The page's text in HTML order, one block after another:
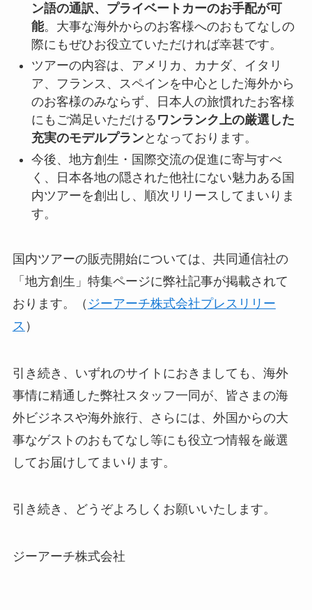
ン語の通訳、プライベートカーのお手配が可
能。大事な海外からのお客様へのおもてなしの
際にもぜひお役立ていただければ幸甚です。
ツアーの内容は、アメリカ、カナダ、イタリ
ア、フランス、スペインを中心とした海外から
のお客様のみならず、日本人の旅慣れたお客様
にもご満足いただける ワンランク上の厳選した
充実のモデルプランとなっております。
今後、地方創生・国際交流の促進に寄与すべ
く、日本各地の隠された他社にない魅力ある国
内ツアーを創出し、順次リリースしてまいりま
す。
国内ツアーの販売開始については、共同通信社の
「地方創生」特集ページに弊社記事が掲載されて
おります。（ ジーアーチ株式会社プレスリリー
ス ）
引き続き、いずれのサイトにおきましても、海外
事情に精通した弊社スタッフ一同が、皆さまの海
外ビジネスや海外旅行、さらには、外国からの大
事なゲストのおもてなし等にも役立つ情報を厳選
してお届けしてまいります。
引き続き、どうぞよろしくお願いいたします。
ジーアーチ株式会社